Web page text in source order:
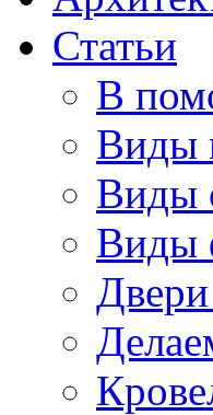
Статьи
В
Виды
Виды
Виды